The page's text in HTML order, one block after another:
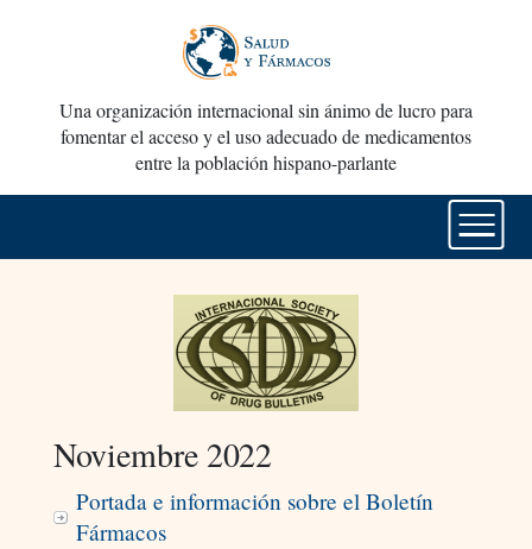
Una organización internacional sin ánimo de lucro para
fomentar el acceso y el uso adecuado de medicamentos
entre la población hispano-parlante
Noviembre 2022
Portada e información sobre el Boletín
Fármacos